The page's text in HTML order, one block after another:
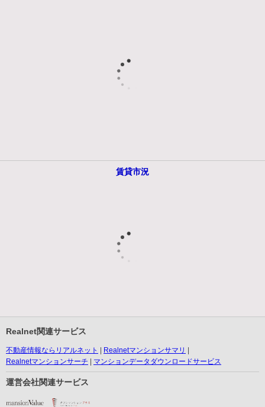
賃貸市況
Realnet関連サービス
不動産情報ならリアルネット
Realnetマンションサマリ
Realnetマンションサーチ
マンションデータダウンロードサービス
運営会社関連サービス